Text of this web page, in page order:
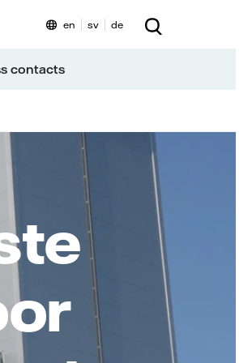
contacts
en sv de